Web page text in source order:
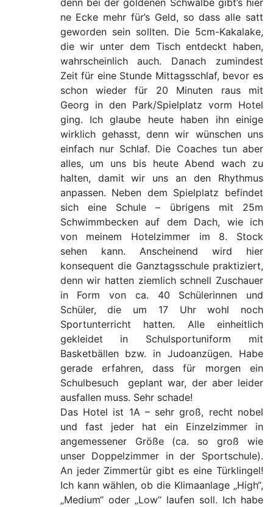
denn bei der goldenen Schwalbe gibt’s hier
ne Ecke mehr für’s Geld, so dass alle satt
geworden sein sollten. Die 5cm-Kakalake,
die wir unter dem Tisch entdeckt haben,
wahrscheinlich auch. Danach zumindest
Zeit für eine Stunde Mittagsschlaf, bevor es
schon wieder für 20 Minuten raus mit
Georg in den Park/Spielplatz vorm Hotel
ging. Ich glaube heute haben ihn einige
wirklich gehasst, denn wir wünschen uns
einfach nur Schlaf. Die Coaches tun aber
alles, um uns bis heute Abend wach zu
halten, damit wir uns an den Rhythmus
anpassen. Neben dem Spielplatz befindet
sich eine Schule – übrigens mit 25m
Schwimmbecken auf dem Dach, wie ich
von meinem Hotelzimmer im 8. Stock
sehen kann. Anscheinend wird hier
konsequent die Ganztagsschule praktiziert,
denn wir hatten ziemlich schnell Zuschauer
in Form von ca. 40 Schülerinnen und
Schüler, die um 17 Uhr wohl noch
Sportunterricht hatten. Alle einheitlich
gekleidet in Schulsportuniform mit
Basketbällen bzw. in Judoanzügen. Habe
gerade erfahren, dass für morgen ein
Schulbesuch geplant war, der aber leider
ausfallen muss. Sehr schade!
Das Hotel ist 1A – sehr groß, recht nobel
und fast jeder hat ein Einzelzimmer in
angemessener Größe (ca. so groß wie
unser Doppelzimmer in der Sportschule).
An jeder Zimmertür gibt es eine Türklingel!
Ich kann wählen, ob die Klimaanlage „High“,
„Medium“ oder „Low“ laufen soll. Ich habe